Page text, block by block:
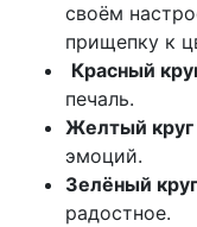
своём
прищепку к
Красный
печаль.
Желтый круг
эмоций.
Зелёный круг
радостное.